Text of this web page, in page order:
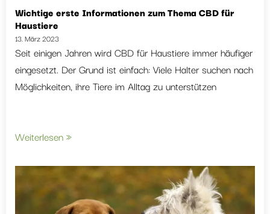
Wichtige erste Informationen zum Thema CBD für
Haustiere
13. März 2023
Seit einigen Jahren wird CBD für Haustiere immer häufiger
eingesetzt. Der Grund ist einfach: Viele Halter suchen nach
Möglichkeiten, ihre Tiere im Alltag zu unterstützen
Weiterlesen »